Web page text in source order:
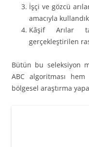
İşçi ve gözcü
amacıyla
Kâşif Arılar
gerçekleştirilen
Bütün bu seleksiyon
ABC algoritması
bölgesel araştırma